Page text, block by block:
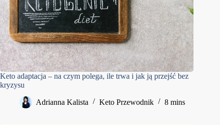
Keto adaptacja – na czym polega, ile trwa i jak ją przejść bez
kryzysu
Adrianna Kalista Keto Przewodnik 8 mins